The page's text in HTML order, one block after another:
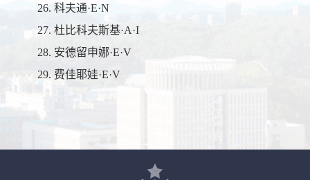
26. 科夫通·E·N
27. 杜比科夫斯基·A·I
28. 安德留申娜·E·V
29. 费佳耶娃·E·V